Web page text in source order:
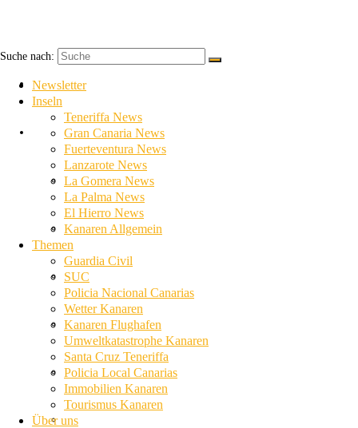
Newsletter
Inseln
Teneriffa News
Gran Canaria News
Fuerteventura News
Lanzarote News
La Gomera News
La Palma News
Suche nach:
Newsletter
Inseln
Teneriffa News
Gran Canaria News
Fuerteventura News
Lanzarote News
La Gomera News
La Palma News
El Hierro News
Kanaren Allgemein
Themen
Guardia Civil
SUC
Policia Nacional Canarias
Wetter Kanaren
Kanaren Flughafen
Umweltkatastrophe Kanaren
Santa Cruz Teneriffa
Policia Local Canarias
Immobilien Kanaren
Tourismus Kanaren
Über uns